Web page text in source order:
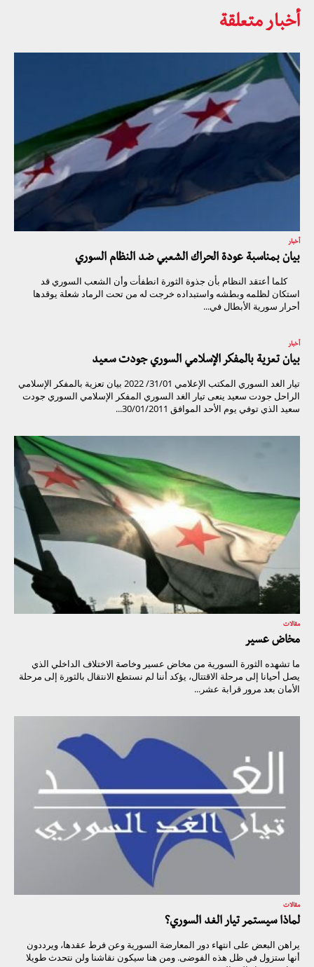
أخبار متعلقة
أخبار
بيان بمناسبة عودة الحراك الشعبي ضد النظام السوري
كلما أعتقد النظام بأن جذوة الثورة انطفأت وأن الشعب السوري قد
استكان لظلمه وبطشه واستبداده خرجت له من تحت الرماد شعلة يوقدها
أحرار سورية الأبطال في...
أخبار
بيان تعزية بالمفكر الإسلامي السوري جودت سعيد
تيار الغد السوري المكتب الإعلامي 31/01/ 2022 بيان تعزية بالمفكر الإسلامي
الراحل جودت سعيد ينعى تيار الغد السوري المفكر الإسلامي السوري جودت
سعيد الذي توفي يوم الأحد الموافق 30/01/2011...
مقالات
مخاض عسير
ما تشهده الثورة السورية من مخاض عسير وخاصة الاختلاف الداخلي الذي
يصل أحيانا إلى مرحلة الاقتتال، يؤكد أننا لم نستطع الانتقال بالثورة إلى مرحلة
الأمان بعد مرور قرابة عشر...
مقالات
لماذا سيستمر تيار الغد السوري؟
يراهن البعض على انتهاء دور المعارضة السورية وعن فرط عقدها، ويرددون
أنها ستزول في ظل هذه الفوضى. ومن هنا سيكون نقاشنا ولن نتحدث طويلا